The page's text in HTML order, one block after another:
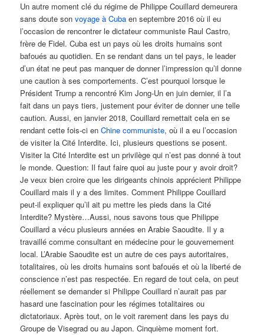
Un autre moment clé du régime de Philippe Couillard demeurera
sans doute sonvoyage à Cuba en septembre 2016 où il eu
l’occasion de rencontrer le dictateur communiste Raul Castro,
frère de Fidel. Cuba est un pays où les droits humains sont
bafoués au quotidien. En se rendant dans un tel pays, le leader
d’un état ne peut pas manquer de donner l’impression qu’il donne
une caution à ses comportements. C’est pourquoi lorsque le
Président Trump a rencontré Kim Jong-Un en juin dernier, il l’a
fait dans un pays tiers, justement pour éviter de donner une telle
caution. Aussi, en janvier 2018, Couillard remettait cela en se
rendant cette fois-ci enChine communiste, où il a eu l’occasion
de visiter la Cité Interdite. Ici, plusieurs questions se posent.
Visiter la Cité Interdite est un privilège qui n’est pas donné à tout
le monde. Question: Il faut faire quoi au juste pour y avoir droit?
Je veux bien croire que les dirigeants chinois apprécient Philippe
Couillard mais il y a des limites. Comment Philippe Couillard
peut-il expliquer qu’il ait pu mettre les pieds dans la Cité
Interdite? Mystère…Aussi, nous savons tous que Philippe
Couillard a vécu plusieurs années en Arabie Saoudite. Il y a
travaillé comme consultant en médecine pour le gouvernement
local. L’Arabie Saoudite est un autre de ces pays autoritaires,
totalitaires, où les droits humains sont bafoués et où la liberté de
conscience n’est pas respectée. En regard de tout cela, on peut
réellement se demander si Philippe Couillard n’aurait pas par
hasard une fascination pour les régimes totalitaires ou
dictatoriaux. Après tout, on le voit rarement dans les pays du
Groupe de Visegrad ou au Japon. Cinquième moment fort.